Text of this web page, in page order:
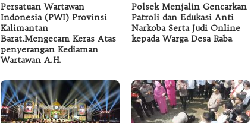
Persatuan Wartawan
Indonesia (PWI) Provinsi
Kalimantan
Barat.Mengecam Keras Atas
penyerangan Kediaman
Wartawan A.H.
Polsek Menjalin Gencarkan
Patroli dan Edukasi Anti
Narkoba Serta Judi Online
kepada Warga Desa Raba